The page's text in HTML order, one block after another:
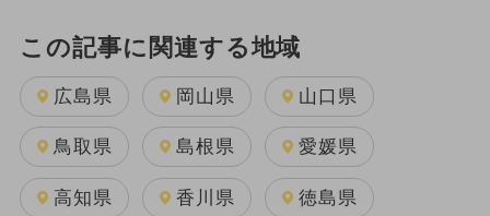
この記事に関連する地域
広島県 岡山県 山口県
鳥取県 島根県 愛媛県
高知県 香川県 徳島県